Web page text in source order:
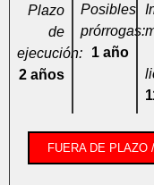
Plazo
de
ejecución:
2 años
Posibles
prórrogas:
1 año
FUERA DE PLAZO